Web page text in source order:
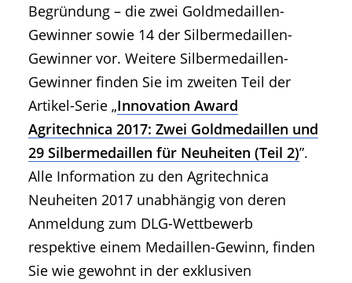
Begründung – die zwei Goldmedaillen-
Gewinner sowie 14 der Silbermedaillen-
Gewinner vor. Weitere Silbermedaillen-
Gewinner finden Sie im zweiten Teil der
Artikel-Serie „Innovation Award
Agritechnica 2017: Zwei Goldmedaillen und
29 Silbermedaillen für Neuheiten (Teil 2)”.
Alle Information zu den Agritechnica
Neuheiten 2017 unabhängig von deren
Anmeldung zum DLG-Wettbewerb
respektive einem Medaillen-Gewinn, finden
Sie wie gewohnt in der exklusiven